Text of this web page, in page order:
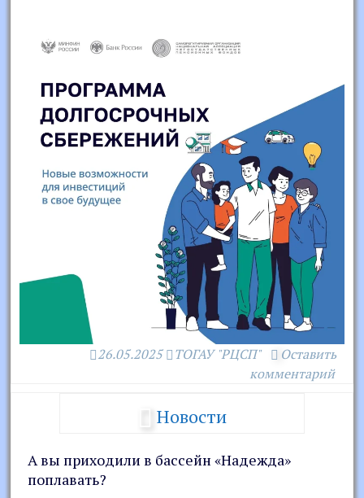
26.05.2025 ТОГАУ "РЦСП"
Оставить
комментарий
Новости
А вы приходили в бассейн «Надежда»
поплавать?